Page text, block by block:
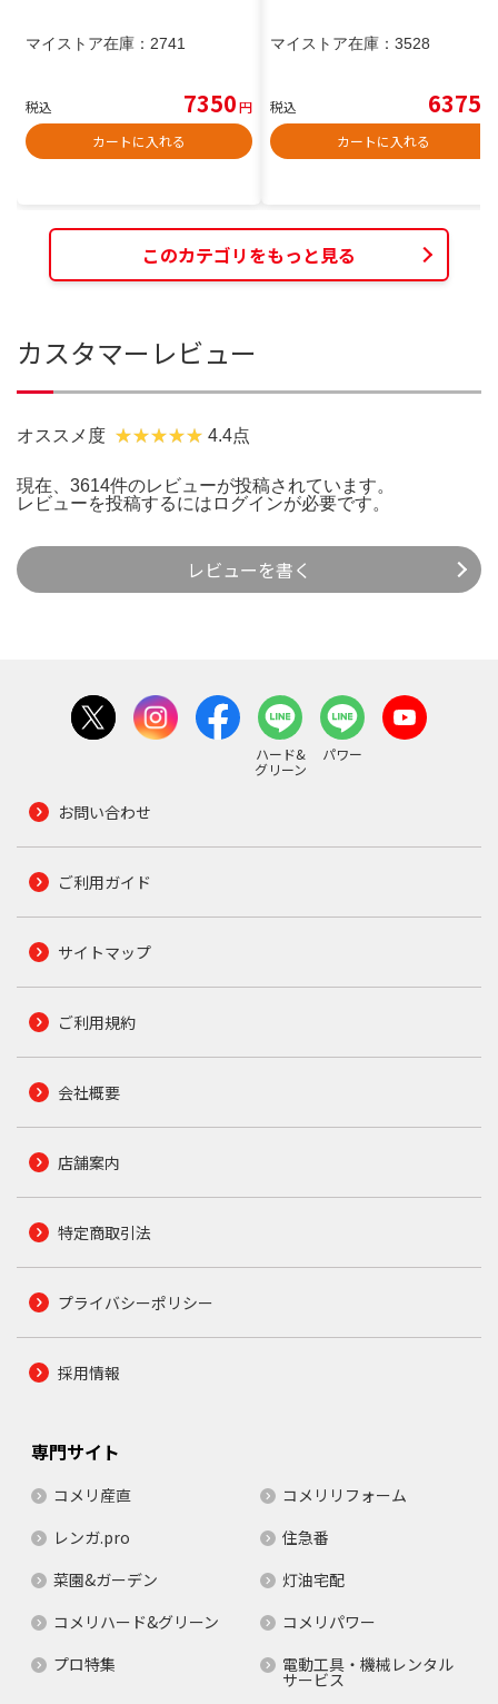
マイストア在庫： 2741
税込 7350円
カートに入れる
マイストア在庫： 3528
税込 6375
カートに入れる
このカテゴリをもっと見る
カスタマーレビュー
オススメ度 4.4点
現在、3614件のレビューが投稿されています。
レビューを投稿するには ログインが必要です。
レビューを書く
ハード&
グリーン
パワー
お問い合わせ
ご利用ガイド
サイトマップ
ご利用規約
会社概要
店舗案内
特定商取引法
プライバシーポリシー
採用情報
専門サイト
コメリ産直
コメリリフォーム
レンガ.pro
住急番
菜園&ガーデン
灯油宅配
コメリハード&グリーン
コメリパワー
プロ特集
電動工具・機械レンタル
サービス